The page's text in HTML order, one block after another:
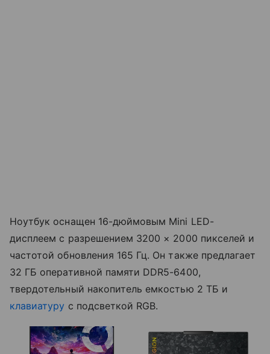
Ноутбук оснащен 16-дюймовым Mini LED-
дисплеем с разрешением 3200 × 2000 пикселей и
частотой обновления 165 Гц. Он также предлагает
32 ГБ оперативной памяти DDR5-6400,
твердотельный накопитель емкостью 2 ТБ и
клавиатуру с подсветкой RGB.